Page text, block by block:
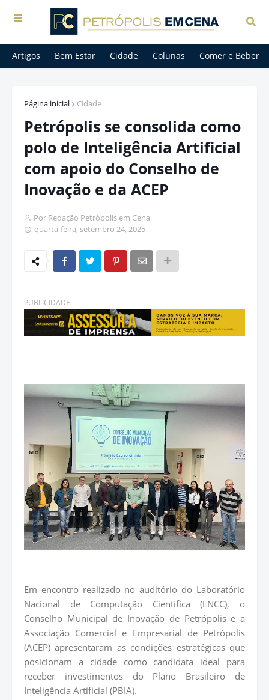
Artigos Bem Estar Cidade Colunas Comer e Beber
Página inicial Cidade
Petrópolis se consolida como
polo de Inteligência Artificial
com apoio do Conselho de
Inovação e da ACEP
Por Redação Petrópolis em Cena
quarta-feira, setembro 24, 2025
PUBLICIDADE
Em encontro realizado no auditório do Laboratório
Nacional de Computação Científica (LNCC), o
Conselho Municipal de Inovação de Petrópolis e a
Associação Comercial e Empresarial de Petrópolis
(ACEP) apresentaram as condições estratégicas que
posicionam a cidade como candidata ideal para
receber investimentos do Plano Brasileiro de
Inteligência Artificial (PBIA).